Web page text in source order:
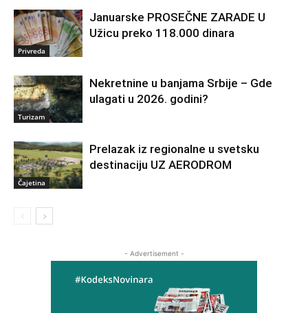
Privreda
Januarske PROSEČNE ZARADE U
Užicu preko 118.000 dinara
Turizam
Nekretnine u banjama Srbije – Gde
ulagati u 2026. godini?
Čajetina
Prelazak iz regionalne u svetsku
destinaciju UZ AERODROM
- Advertisement -